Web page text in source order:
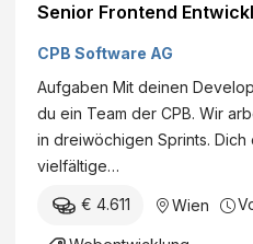
Senior Frontend
CPB Software AG
Aufgaben Mit deinen
du ein Team der CPB. Wir
in dreiwöchigen Sprints.
vielfältige…
€ 4.611 Wien